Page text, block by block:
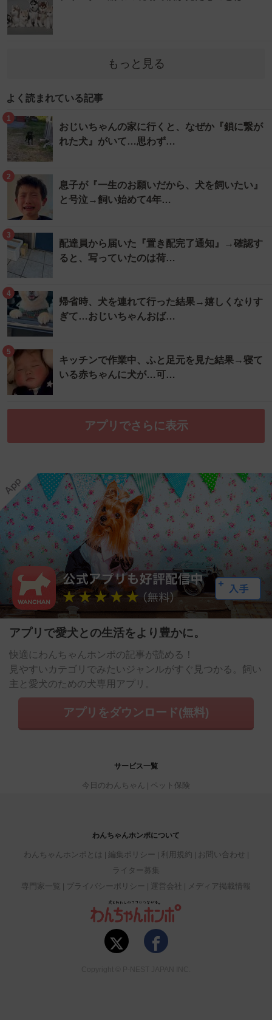
もっと見る
よく読まれている記事
1
おじいちゃんの家に行くと、なぜか『鎖に繋が
れた犬』がいて…思わず…
2
息子が『一生のお願いだから、犬を飼いたい』
と号泣→飼い始めて4年…
3
配達員から届いた『置き配完了通知』→確認す
ると、写っていたのは荷…
4
帰省時、犬を連れて行った結果→嬉しくなりす
ぎて…おじいちゃんおば…
5
キッチンで作業中、ふと足元を見た結果→寝て
いる赤ちゃんに犬が…可…
アプリでさらに表示
アプリで愛犬との生活をより豊かに。
快適にわんちゃんホンポの記事が読める！
見やすいカテゴリでみたいジャンルがすぐ見つかる。飼い
主と愛犬のための犬専用アプリ。
アプリをダウンロード(無料)
サービス一覧
今日のわんちゃん ペット保険
わんちゃんホンポについて
わんちゃんホンポとは 編集ポリシー 利用規約
お問い合わせ
ライター募集
専門家一覧
プライバシーポリシー 運営会社 メディア掲載情報